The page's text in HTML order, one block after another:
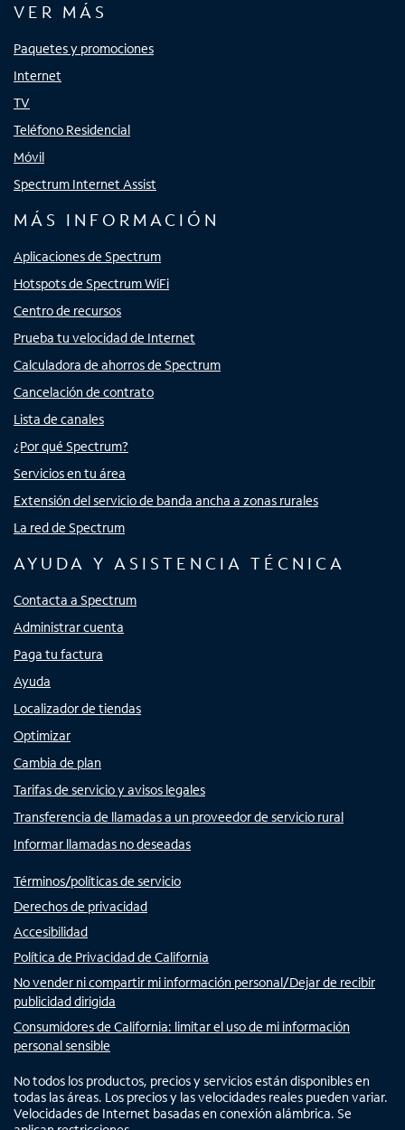
VER MÁS
Paquetes y promociones
Internet
TV
Teléfono Residencial
Móvil
Spectrum Internet Assist
MÁS INFORMACIÓN
Aplicaciones de Spectrum
Hotspots de Spectrum WiFi
Centro de recursos
Prueba tu velocidad de Internet
Calculadora de ahorros de Spectrum
Cancelación de contrato
Lista de canales
¿Por qué Spectrum?
Servicios en tu área
Extensión del servicio de banda ancha a zonas rurales
La red de Spectrum
AYUDA Y ASISTENCIA TÉCNICA
Contacta a Spectrum
Administrar cuenta
Paga tu factura
Ayuda
Localizador de tiendas
Optimizar
Cambia de plan
Tarifas de servicio y avisos legales
Transferencia de llamadas a un proveedor de servicio rural
Informar llamadas no deseadas
Términos/políticas de servicio
Derechos de privacidad
Accesibilidad
Política de Privacidad de California
No vender ni compartir mi información personal/Dejar de recibir
publicidad dirigida
Consumidores de California: limitar el uso de mi información
personal sensible
No todos los productos, precios y servicios están disponibles en
todas las áreas. Los precios y las velocidades reales pueden variar.
Velocidades de Internet basadas en conexión alámbrica. Se